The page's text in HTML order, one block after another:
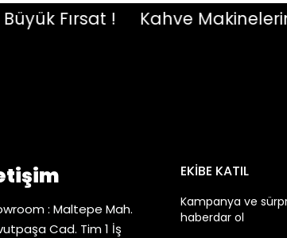
Fırsat ! Kahve
: Maltepe Mah.
Cad. Tim 1 İş
EKİBE KATIL
Kampanya ve
haberdar ol